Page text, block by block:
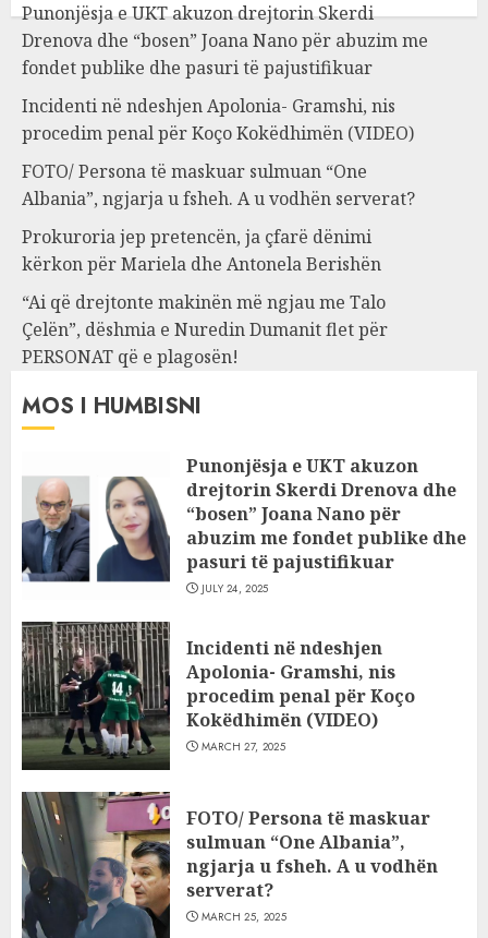
Punonjësja e UKT akuzon drejtorin Skerdi
Drenova dhe “bosen” Joana Nano për abuzim me
fondet publike dhe pasuri të pajustifikuar
Incidenti në ndeshjen Apolonia- Gramshi, nis
procedim penal për Koço Kokëdhimën (VIDEO)
FOTO/ Persona të maskuar sulmuan “One
Albania”, ngjarja u fsheh. A u vodhën serverat?
Prokuroria jep pretencën, ja çfarë dënimi
kërkon për Mariela dhe Antonela Berishën
“Ai që drejtonte makinën më ngjau me Talo
Çelën”, dëshmia e Nuredin Dumanit flet për
PERSONAT që e plagosën!
MOS I HUMBISNI
Punonjësja e UKT akuzon
drejtorin Skerdi Drenova dhe
“bosen” Joana Nano për
abuzim me fondet publike dhe
pasuri të pajustifikuar
JULY 24, 2025
Incidenti në ndeshjen
Apolonia- Gramshi, nis
procedim penal për Koço
Kokëdhimën (VIDEO)
MARCH 27, 2025
FOTO/ Persona të maskuar
sulmuan “One Albania”,
ngjarja u fsheh. A u vodhën
serverat?
MARCH 25, 2025